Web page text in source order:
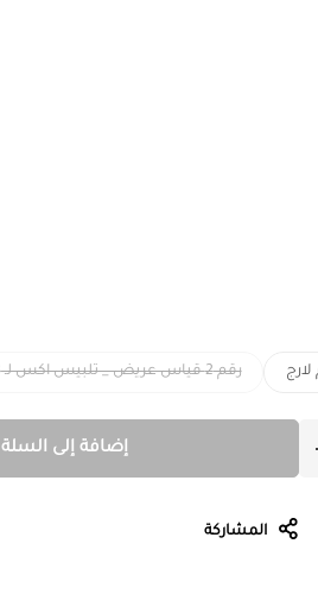
رقم 2 قياس عريض _ تلبيس اكس لـ 3 اكس لارج
إضافة إلى السلة
المشاركة